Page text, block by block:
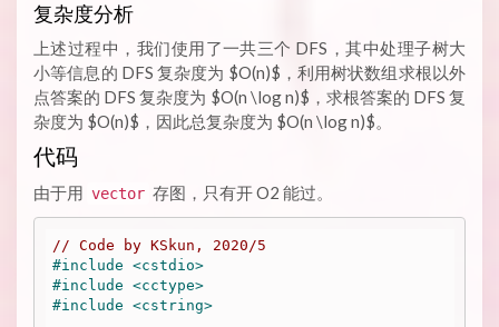
复杂度分析
上述过程中，我们使用了一共三个 DFS，其中处理子树大
小等信息的 DFS 复杂度为 $O(n)$，利用树状数组求根以外
点答案的 DFS 复杂度为 $O(n \log n)$，求根答案的 DFS 复
杂度为 $O(n)$，因此总复杂度为 $O(n \log n)$。
代码
由于用 vector 存图，只有开 O2 能过。
// Code by KSkun, 2020/5
#include <cstdio>
#include <cctype>
#include <cstring>